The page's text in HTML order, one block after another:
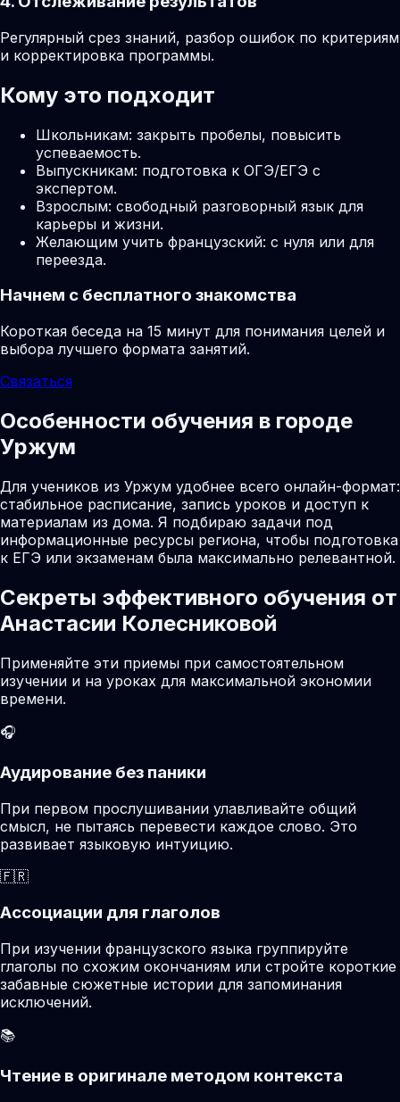
Регулярный срез знаний, разбор ошибок по критериям
и корректировка программы.
Кому это подходит
Школьникам: закрыть пробелы, повысить
успеваемость.
Выпускникам: подготовка к ОГЭ/ЕГЭ с
экспертом.
Взрослым: свободный разговорный язык для
карьеры и жизни.
Желающим учить французский: с нуля или для
переезда.
Начнем с бесплатного знакомства
Короткая беседа на 15 минут для понимания целей и
выбора лучшего формата занятий.
Связаться
Особенности обучения в городе
Уржум
Для учеников из Уржум удобнее всего онлайн-формат:
стабильное расписание, запись уроков и доступ к
материалам из дома. Я подбираю задачи под
информационные ресурсы региона, чтобы подготовка
к ЕГЭ или экзаменам была максимально релевантной.
Секреты эффективного обучения от
Анастасии Колесниковой
Применяйте эти приемы при самостоятельном
изучении и на уроках для максимальной экономии
времени.
🎧
Аудирование без паники
При первом прослушивании улавливайте общий
смысл, не пытаясь перевести каждое слово. Это
развивает языковую интуицию.
🇫🇷
Ассоциации для глаголов
При изучении французского языка группируйте
глаголы по схожим окончаниям или стройте короткие
забавные сюжетные истории для запоминания
исключений.
📚
Чтение в оригинале методом контекста